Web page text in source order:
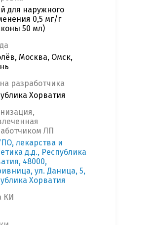
для наружного
0,5 мг/г
50 мл)
Москва, Омск,
разработчика
Хорватия
ЛП
лекарства и
д.д., Республика
48000,
ул. Даница, 5,
Хорватия
КИ